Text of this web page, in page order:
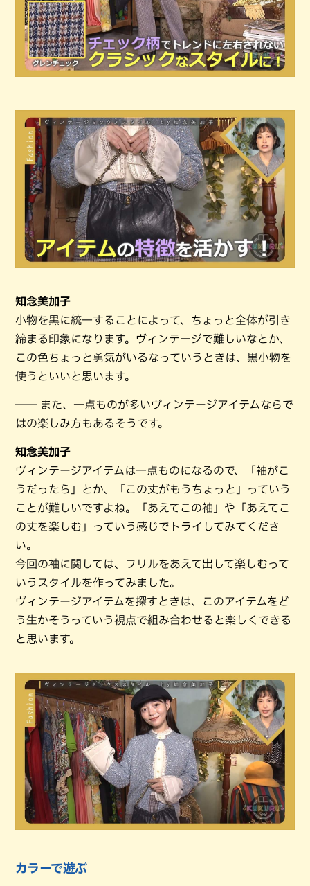
知念美加子
小物を黒に統一することによって、ちょっと全体が引き
締まる印象になります。ヴィンテージで難しいなとか、
この色ちょっと勇気がいるなっていうときは、黒小物を
使うといいと思います。
―― また、一点ものが多いヴィンテージアイテムならで
はの楽しみ方もあるそうです。
知念美加子
ヴィンテージアイテムは一点ものになるので、「袖がこ
うだったら」とか、「この丈がもうちょっと」っていう
ことが難しいですよね。「あえてこの袖」や「あえてこ
の丈を楽しむ」っていう感じでトライしてみてくださ
い。
今回の袖に関しては、フリルをあえて出して楽しむって
いうスタイルを作ってみました。
ヴィンテージアイテムを探すときは、このアイテムをど
う生かそうっていう視点で組み合わせると楽しくできる
と思います。
カラーで遊ぶ